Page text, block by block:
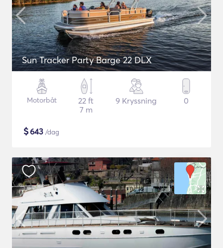
Sun Tracker Party Barge 22 DLX
Motorbåt
22 ft
7 m
9 Kryssning 0
$643 /dag